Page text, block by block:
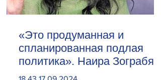
«Это продуманная и
спланированная подлая
политика». Наира Зограбян